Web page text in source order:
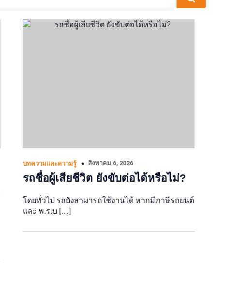
บทความและความรู้ สิงหาคม 6, 2026
รถชื่อผู้เสียชีวิต ยังขับต่อได้หรือไม่?
โดยทั่วไป รถยังสามารถใช้งานได้ หากมีภาษีรถยนต์
และ พ.ร.บ […]